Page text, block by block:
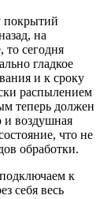
покрытий
на
сегодня
гладкое
и к сроку
распылением
теперь должен
и воздушная
что не
обработки.
к
себя весь